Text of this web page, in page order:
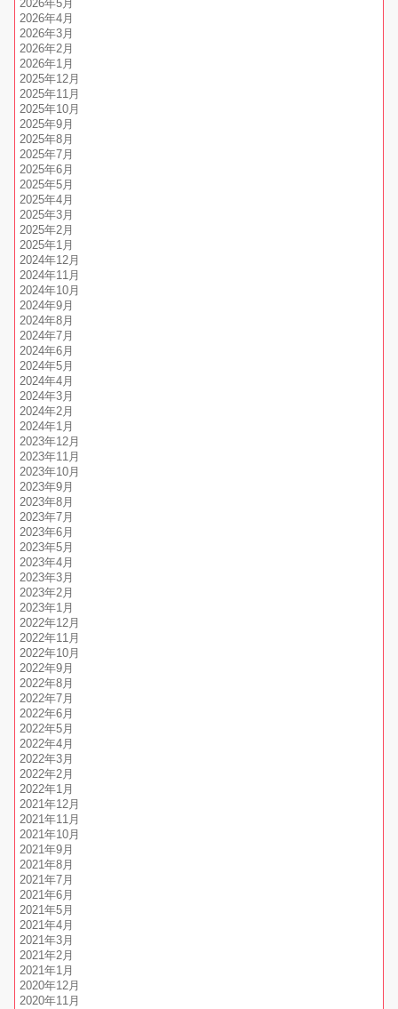
2026年5月
2026年4月
2026年3月
2026年2月
2026年1月
2025年12月
2025年11月
2025年10月
2025年9月
2025年8月
2025年7月
2025年6月
2025年5月
2025年4月
2025年3月
2025年2月
2025年1月
2024年12月
2024年11月
2024年10月
2024年9月
2024年8月
2024年7月
2024年6月
2024年5月
2024年4月
2024年3月
2024年2月
2024年1月
2023年12月
2023年11月
2023年10月
2023年9月
2023年8月
2023年7月
2023年6月
2023年5月
2023年4月
2023年3月
2023年2月
2023年1月
2022年12月
2022年11月
2022年10月
2022年9月
2022年8月
2022年7月
2022年6月
2022年5月
2022年4月
2022年3月
2022年2月
2022年1月
2021年12月
2021年11月
2021年10月
2021年9月
2021年8月
2021年7月
2021年6月
2021年5月
2021年4月
2021年3月
2021年2月
2021年1月
2020年12月
2020年11月